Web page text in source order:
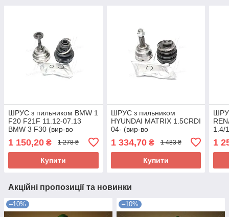
ШРУС з пильником BMW 1
F20 F21F 11.12-07.13
BMW 3 F30 (вир-во
DENCKERMANN) C120554
UA58
1 150,20 ₴ 1 278 ₴
Купити
ШРУС з пильником
HYUNDAI MATRIX 1.5CRDI
04- (вир-во
DENCKERMANN) C120364
UA58
1 334,70₴ 1 483 ₴
Купити
1.4/
1
Акційні пропозиції та новинки
–10% –10%